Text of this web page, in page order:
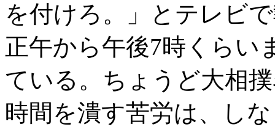
を付けろ。」とテレビ
正午から午後7時くらい
ている。ちょうど大相
時間を潰す苦労は、し